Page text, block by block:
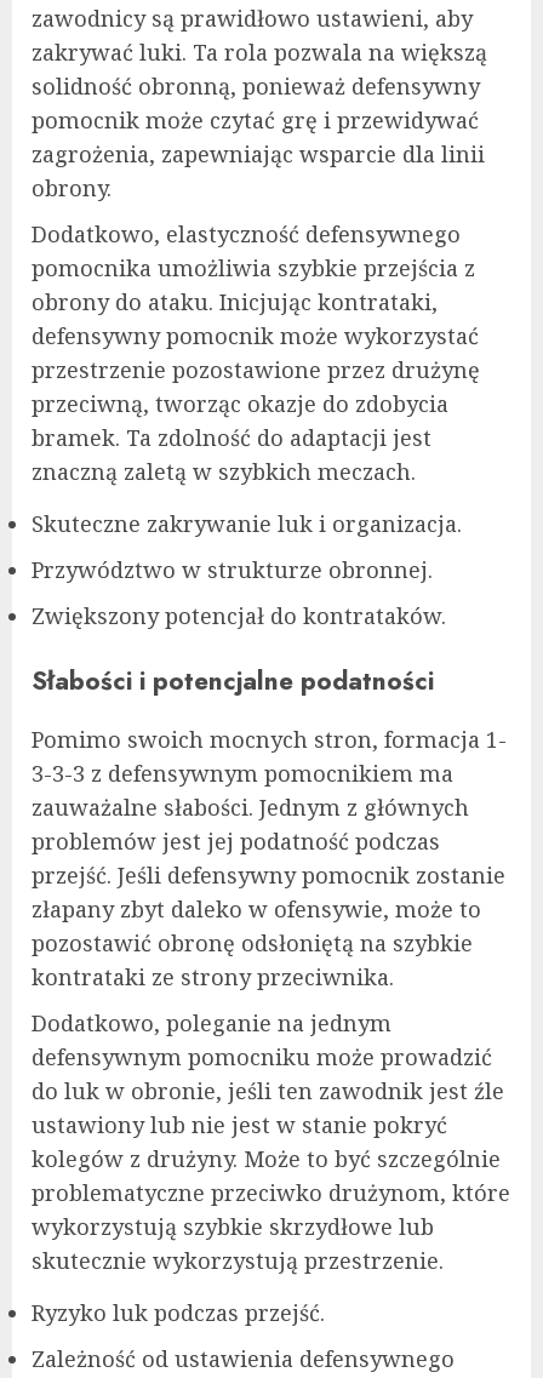
zawodnicy są prawidłowo ustawieni, aby
zakrywać luki. Ta rola pozwala na większą
solidność obronną, ponieważ defensywny
pomocnik może czytać grę i przewidywać
zagrożenia, zapewniając wsparcie dla linii
obrony.
Dodatkowo, elastyczność defensywnego
pomocnika umożliwia szybkie przejścia z
obrony do ataku. Inicjując kontrataki,
defensywny pomocnik może wykorzystać
przestrzenie pozostawione przez drużynę
przeciwną, tworząc okazje do zdobycia
bramek. Ta zdolność do adaptacji jest
znaczną zaletą w szybkich meczach.
Skuteczne zakrywanie luk i organizacja.
Przywództwo w strukturze obronnej.
Zwiększony potencjał do kontrataków.
Słabości i potencjalne podatności
Pomimo swoich mocnych stron, formacja 1-
3-3-3 z defensywnym pomocnikiem ma
zauważalne słabości. Jednym z głównych
problemów jest jej podatność podczas
przejść. Jeśli defensywny pomocnik zostanie
złapany zbyt daleko w ofensywie, może to
pozostawić obronę odsłoniętą na szybkie
kontrataki ze strony przeciwnika.
Dodatkowo, poleganie na jednym
defensywnym pomocniku może prowadzić
do luk w obronie, jeśli ten zawodnik jest źle
ustawiony lub nie jest w stanie pokryć
kolegów z drużyny. Może to być szczególnie
problematyczne przeciwko drużynom, które
wykorzystują szybkie skrzydłowe lub
skutecznie wykorzystują przestrzenie.
Ryzyko luk podczas przejść.
Zależność od ustawienia defensywnego